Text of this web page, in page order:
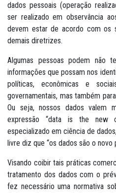
dados pessoais (operação
ser realizado em observância
devem estar de acordo com os
demais diretrizes.
Algumas pessoas podem não
informações que possam nos
políticas, econômicas e
governamentais, mas também
Ou seja, nossos dados valem
expressão “data is the new
especializado em ciência de
livre diz que “os dados são o novo
Visando coibir tais práticas
tratamento dos dados com o
fez necessário uma normativa